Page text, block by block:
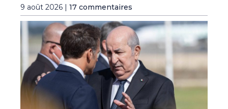
9 août 2026 | 17 commentaires